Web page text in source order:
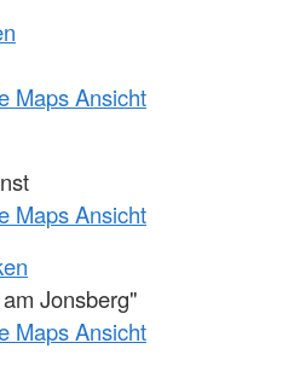
Maps Ansicht
Maps Ansicht
Jonsberg"
Maps Ansicht